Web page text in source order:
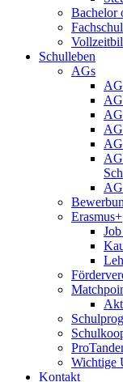
Bachelor
Schulleben
AGs
Erasmus+
Wichtige
Kontakt